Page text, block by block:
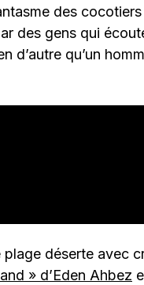
des
des gens qui
d’autre qu’un
déserte avec
» d’Eden Ahbez